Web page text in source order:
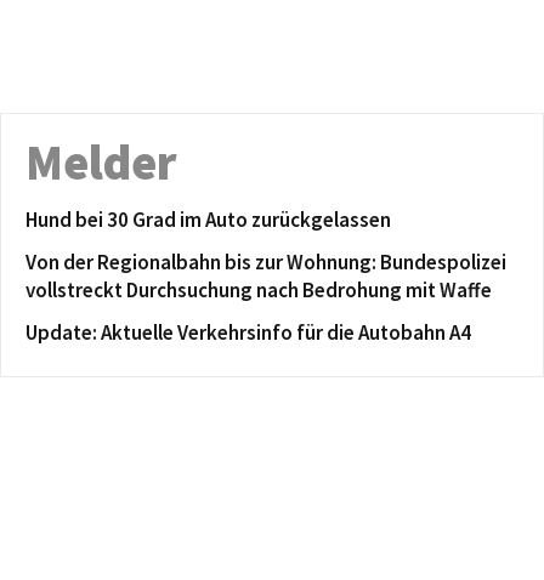
Melder
Hund bei 30 Grad im Auto zurückgelassen
Von der Regionalbahn bis zur Wohnung: Bundespolizei
vollstreckt Durchsuchung nach Bedrohung mit Waffe
Update: Aktuelle Verkehrsinfo für die Autobahn A4